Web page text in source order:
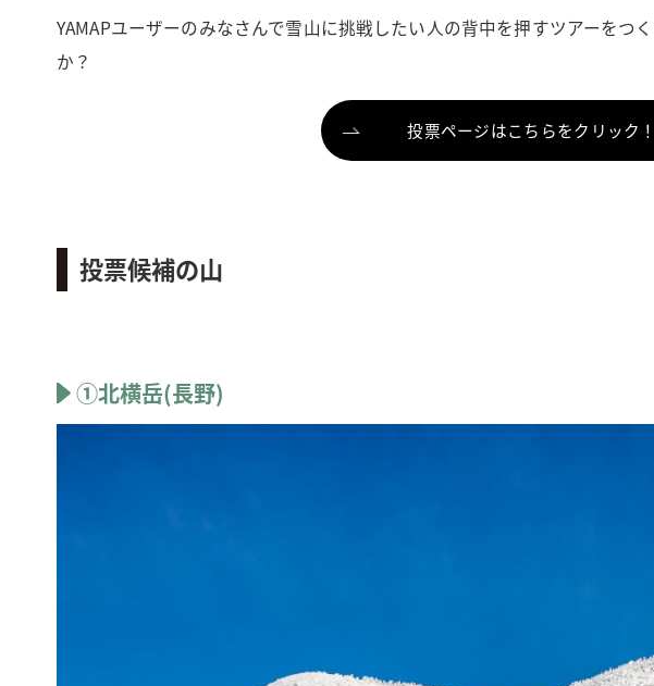
YAMAPユーザーのみなさんで雪山に挑戦したい人の背中を押すツアーをつ
か？
投票ページはこちらをクリック！
投票候補の山
①北横岳(長野)